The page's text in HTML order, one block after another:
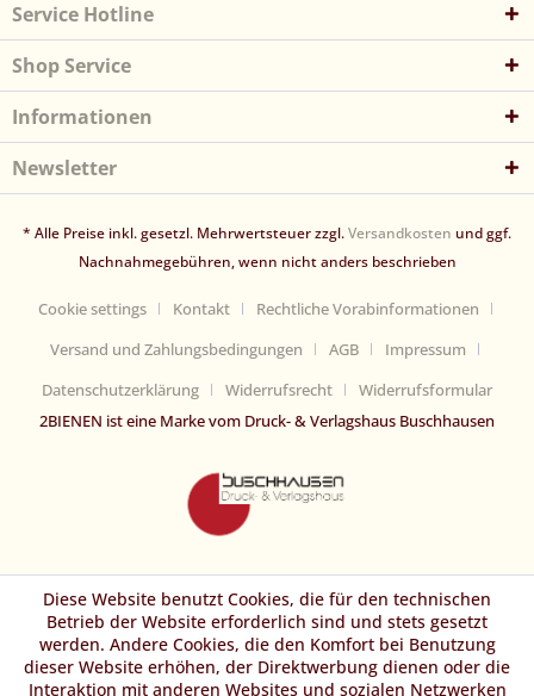
Service Hotline
Shop Service
Informationen
Newsletter
* Alle Preise inkl. gesetzl. Mehrwertsteuer zzgl.Versandkosten und ggf.
Nachnahmegebühren, wenn nicht anders beschrieben
Cookie settings Kontakt
Rechtliche Vorabinformationen
Versand und Zahlungsbedingungen
AGB
Impressum
Datenschutzerklärung
Widerrufsrecht
Widerrufsformular
2BIENEN ist eine Marke vom Druck- & Verlagshaus Buschhausen
Diese Website benutzt Cookies, die für den technischen
Betrieb der Website erforderlich sind und stets gesetzt
werden. Andere Cookies, die den Komfort bei Benutzung
dieser Website erhöhen, der Direktwerbung dienen oder die
Interaktion mit anderen Websites und sozialen Netzwerken